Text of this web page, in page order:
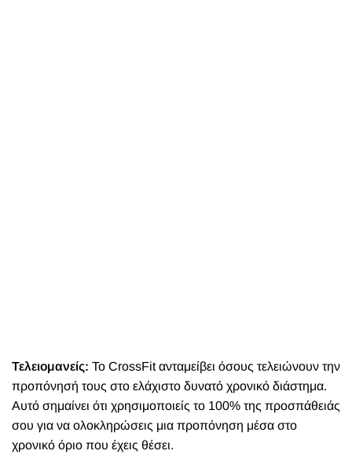
Τελειομανείς: Το CrossFit ανταμείβει όσους τελειώνουν την
προπόνησή τους στο ελάχιστο δυνατό χρονικό διάστημα.
Αυτό σημαίνει ότι χρησιμοποιείς το 100% της προσπάθειάς
σου για να ολοκληρώσεις μια προπόνηση μέσα στο
χρονικό όριο που έχεις θέσει.